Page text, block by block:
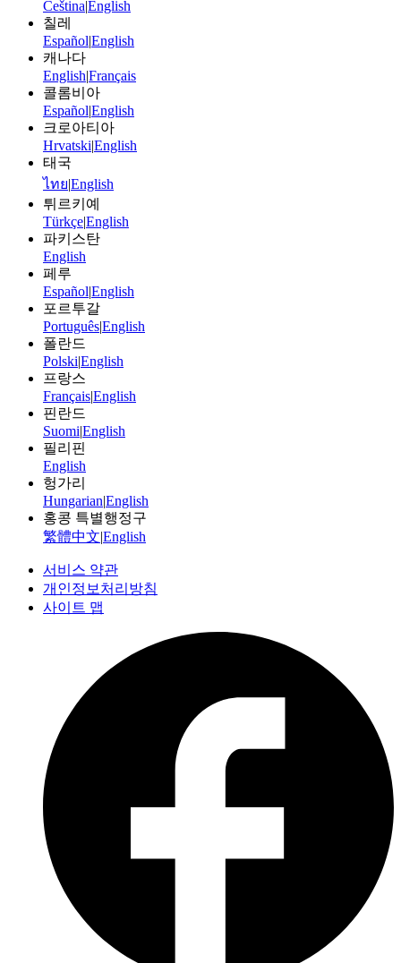
Čeština|English
칠레
Español|English
캐나다
English|Français
콜롬비아
Español|English
크로아티아
Hrvatski|English
태국
ไทย|English
튀르키예
Türkçe|English
파키스탄
English
페루
Español|English
포르투갈
Português|English
폴란드
Polski|English
프랑스
Français|English
핀란드
Suomi|English
필리핀
English
헝가리
Hungarian|English
홍콩 특별행정구
繁體中文|English
서비스 약관
개인정보처리방침
사이트 맵